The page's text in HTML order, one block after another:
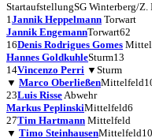
StartaufstellungSG Winterberg/Z.
1Jannik Heppelmann Torwart
Jannik EngemannTorwart62
16Denis Rodrigues Gomes
Hannes GoldkuhleSturm13
14Vincenzo Perri ▼ Sturm
▼ Marco OberließenMittelfeld
23Luis RisseAbwehr
Markus PeplinskiMittelfeld6
27Tim Hartmann Mittelfeld
▼ Timo SteinhausenMittelfeld10